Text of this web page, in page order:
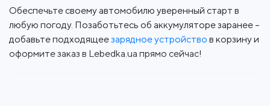
Обеспечьте своему автомобилю уверенный старт в
любую погоду. Позаботьтесь об аккумуляторе заранее –
добавьте подходящеезарядное устройство в корзину и
оформите заказ в Lebedka.ua прямо сейчас!